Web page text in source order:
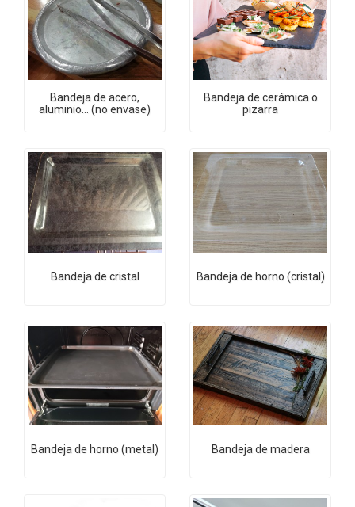
Bandeja de acero,
aluminio... (no envase)
Bandeja de cerámica o
pizarra
Bandeja de cristal Bandeja de horno (cristal)
Bandeja de horno (metal) Bandeja de madera